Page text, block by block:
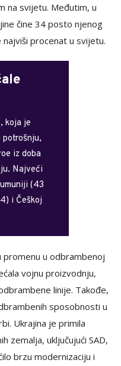
na svijetu. Međutim, u
čine 34 posto njenog
procenat u svijetu.
koja je
potrošnju,
iz doba
Najveći
(43
i Češkoj
promenu u odbrambenoj
vojnu proizvodnju,
linije. Takođe,
sposobnosti u
Ukrajina je primila
zemalja, uključujući SAD,
brzu modernizaciju i